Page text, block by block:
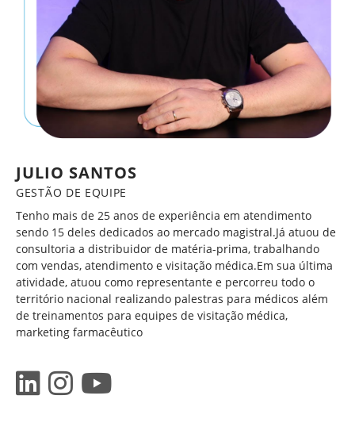
JULIO SANTOS
GESTÃO DE EQUIPE
Tenho mais de 25 anos de experiência em atendimento
sendo 15 deles dedicados ao mercado magistral.Já atuou de
consultoria a distribuidor de matéria-prima, trabalhando
com vendas, atendimento e visitação médica.Em sua última
atividade, atuou como representante e percorreu todo o
território nacional realizando palestras para médicos além
de treinamentos para equipes de visitação médica,
marketing farmacêutico